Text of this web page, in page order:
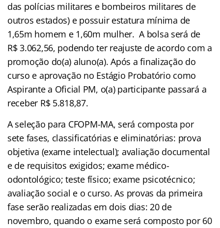
das polícias militares e bombeiros militares de
outros estados) e possuir estatura mínima de
1,65m homem e 1,60m mulher.A bolsa será de
R$ 3.062,56, podendo ter reajuste de acordo com a
promoção do(a) aluno(a). Após a finalização do
curso e aprovação no Estágio Probatório como
Aspirante a Oficial PM, o(a) participante passará a
receber R$ 5.818,87.
A seleção para CFOPM-MA, será composta por
sete fases, classificatórias e eliminatórias: prova
objetiva (exame intelectual); avaliação documental
e de requisitos exigidos; exame médico-
odontológico; teste físico; exame psicotécnico;
avaliação social e o curso. As provas da primeira
fase serão realizadas em dois dias: 20 de
novembro, quando o exame será composto por 60